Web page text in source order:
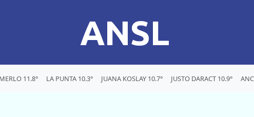
ANSL
MERLO 11.8° LA PUNTA 10.3° JUANA KOSLAY 10.7° JUSTO DARACT 10.9°